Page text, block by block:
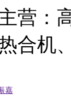
营：
合机
嘉